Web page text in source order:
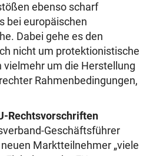
ebenso scharf
bei europäischen
Dabei gehe es den
nicht um protektionistische
um die Herstellung
Rahmenbedingungen,
Rechtsvorschriften
Geschäftsführer
Marktteilnehmer „viele